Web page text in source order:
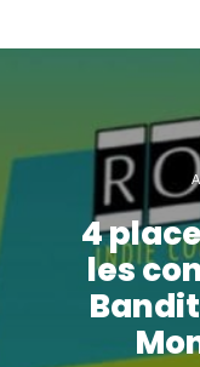
4
les